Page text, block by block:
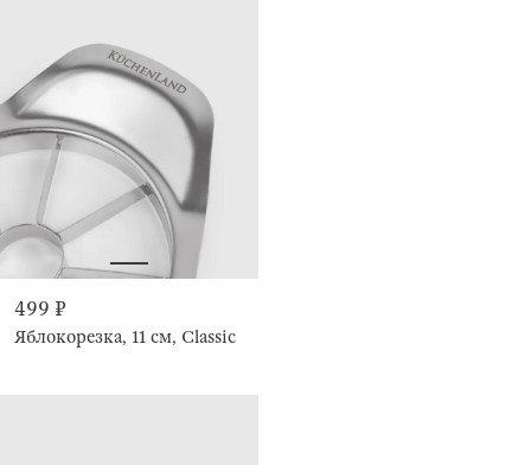
499 ₽
Яблокорезка, 11 см, Classic